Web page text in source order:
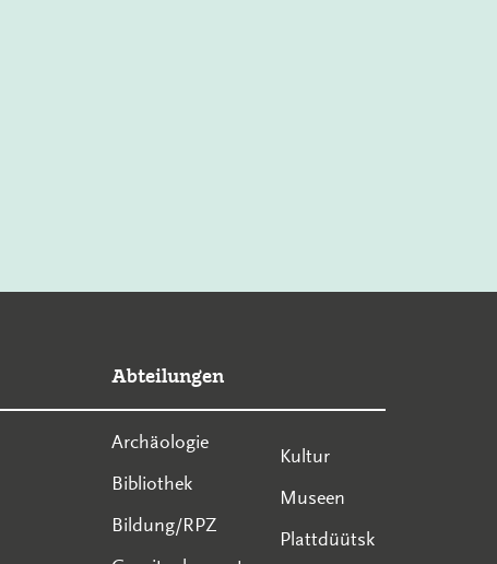
Abteilungen
Archäologie
Bibliothek
Bildung/RPZ
Kultur
Museen
Plattdüütsk